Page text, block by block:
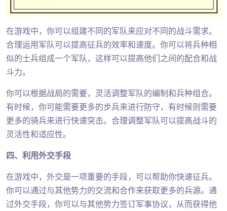
在游戏中，你可以组建不同的军队来应对不同的战斗需求。
合理运用军队可以提高征兵的效率和速度。你可以将兵种相
似的士兵组成一个军队，这样可以提高他们之间的配合和战
斗力。
你可以根据战局的需要，灵活调整军队的编制和兵种组合。
有时候，你可能需要更多的步兵来进行防守，有时候则需要
更多的骑兵来进行快速突击。合理调整军队可以提高战斗的
灵活性和适应性。
四、利用外交手段
在游戏中，外交是一项重要的手段，可以帮助你快速征兵。
你可以通过与其他势力的交流和合作来获取更多的兵源。通
过外交手段，你可以与其他势力签订军事协议，从而获得他